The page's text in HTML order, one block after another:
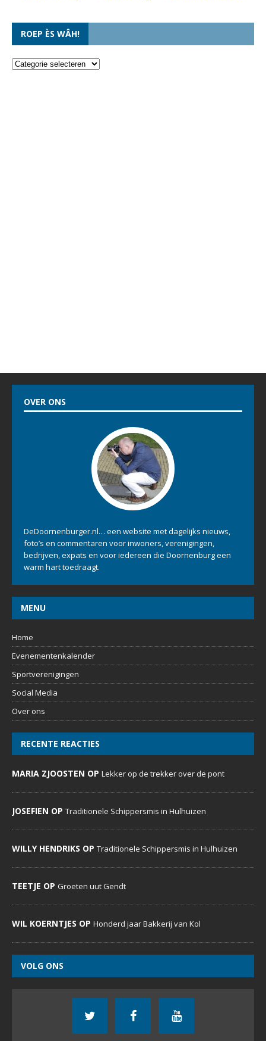
ROEP ÈS WÂH!
OVER ONS
DeDoornenburger.nl… een website met dagelijks nieuws,
foto’s en commentaren voor inwoners, verenigingen,
bedrijven, expats en voor iedereen die Doornenburg een
warm hart toedraagt.
MENU
Home
Evenementenkalender
Sportverenigingen
Social Media
Over ons
RECENTE REACTIES
MARIA ZJOOSTEN OP Lekker op de trekker over de pont
JOSEFIEN OP Traditionele Schippersmis in Hulhuizen
WILLY HENDRIKS OP Traditionele Schippersmis in Hulhuizen
TEETJE OP Groeten uut Gendt
WIL KOERNTJES OP Honderd jaar Bakkerij van Kol
VOLG ONS